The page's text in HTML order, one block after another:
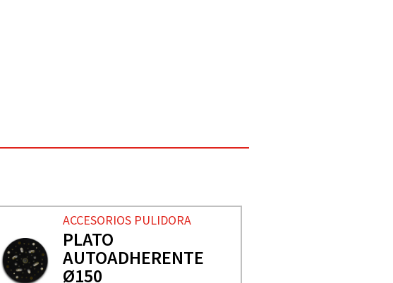
ACCESORIOS PULIDORA
PLATO
AUTOADHERENTE
Ø150